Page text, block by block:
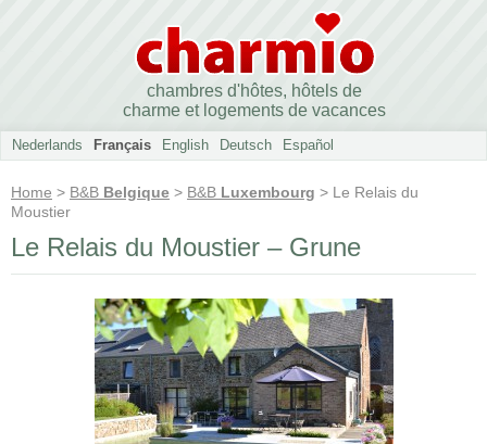
chambres d'hôtes, hôtels de
charme et logements de vacances
Nederlands Français English Deutsch Español
Home > B&B Belgique > B&B Luxembourg > Le Relais du
Moustier
Le Relais du Moustier – Grune